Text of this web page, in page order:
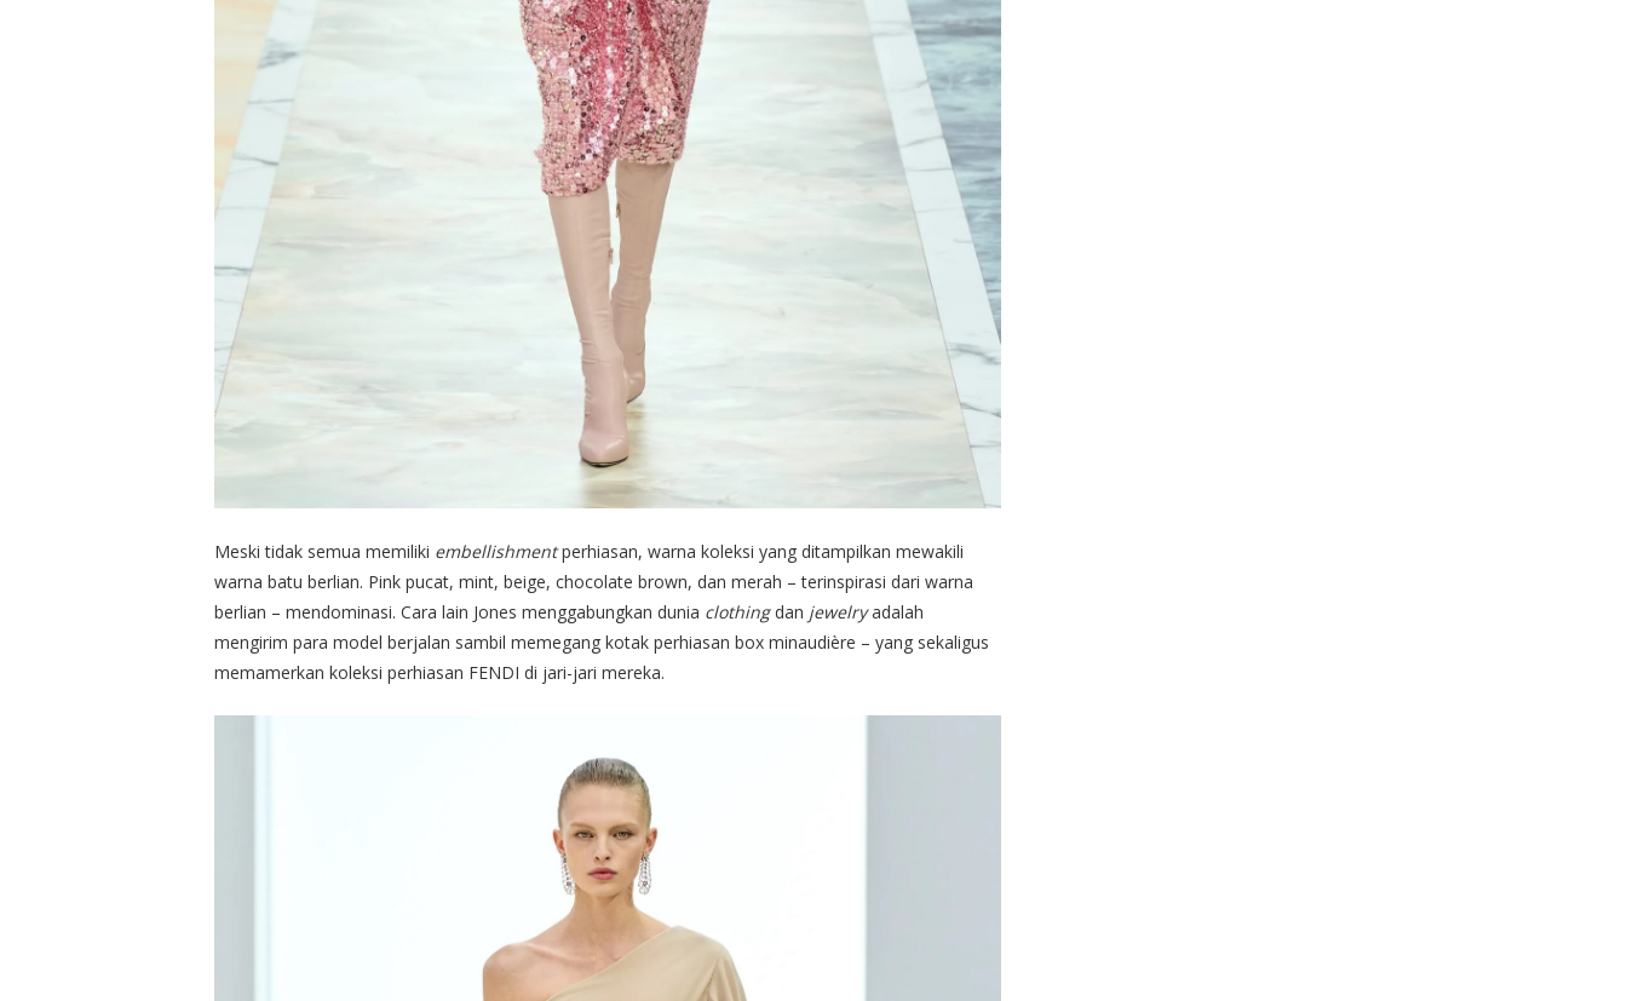
Meski tidak semua memiliki embellishmentperhiasan, warna koleksi yang ditampilkan mewakili
warna batu berlian. Pink pucat, mint, beige, chocolate brown, dan merah – terinspirasi dari warna
berlian – mendominasi. Cara lain Jones menggabungkan dunia clothingdan jewelryadalah
mengirim para model berjalan sambil memegang kotak perhiasan box minaudière – yang sekaligus
memamerkan koleksi perhiasan FENDI di jari-jari mereka.